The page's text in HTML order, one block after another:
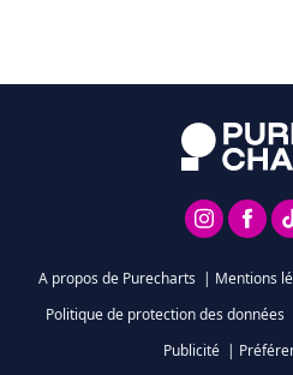
A propos de Purecharts | Mentions
Politique de protection des données
Publicité |